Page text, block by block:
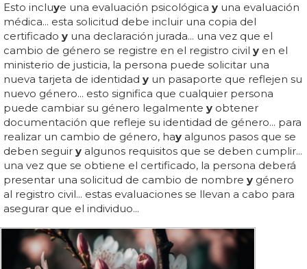
Esto incluye una evaluación psicológica y una evaluación
médica... esta solicitud debe incluir una copia del
certificado y una declaración jurada... una vez que el
cambio de género se registre en el registro civil y en el
ministerio de justicia, la persona puede solicitar una
nueva tarjeta de identidad y un pasaporte que reflejen su
nuevo género... esto significa que cualquier persona
puede cambiar su género legalmente y obtener
documentación que refleje su identidad de género... para
realizar un cambio de género, hay algunos pasos que se
deben seguir y algunos requisitos que se deben cumplir...
una vez que se obtiene el certificado, la persona deberá
presentar una solicitud de cambio de nombre y género
al registro civil... estas evaluaciones se llevan a cabo para
asegurar que el individuo...